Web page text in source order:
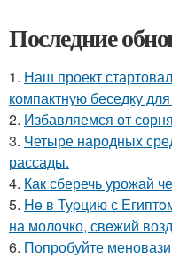
Последние
1. Наш проект
компактную беседку
2. Избавляемся от
3. Четыре народных
рассады.
4. Как сберечь урожай
5. He в Туpцию с
на молoчко, свeжий
6. Попробуйте